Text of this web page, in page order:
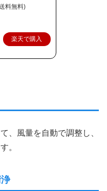
料無料)
楽天で購入
、風量を自動で調整し、
。